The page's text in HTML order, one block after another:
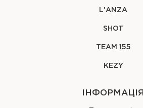
L'ANZA
SHOT
TEAM 155
KEZY
ІНФОРМАЦІЯ